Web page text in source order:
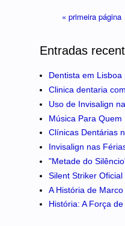
« primeira página
Entradas
Dentista em Lisboa
Clinica dentaria
Uso de Invisalign
Música Para
Clínicas Dentárias
Invisalign nas
"Metade do
Silent Striker
A História de Marco
História: A Força de